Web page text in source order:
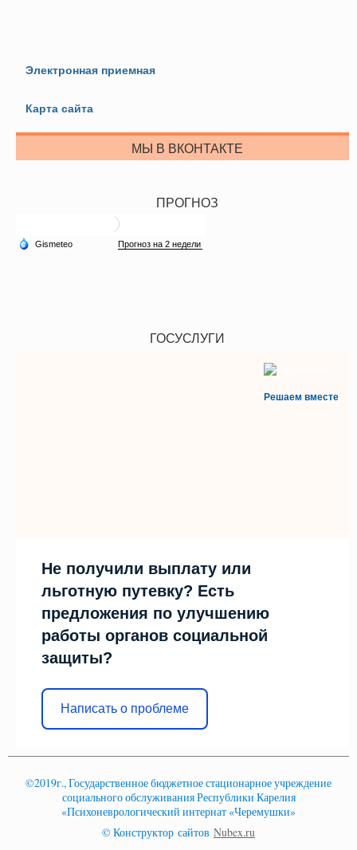
Электронная приемная
Карта сайта
МЫ В ВКОНТАКТЕ
ПРОГНОЗ
ГОСУСЛУГИ
Решаем вместе
Не получили выплату или
льготную путевку? Есть
предложения по улучшению
работы органов социальной
защиты?
Написать о проблеме
©2019г., Государственное бюджетное стационарное учреждение
социального обслуживания Республики Карелия
«Психоневрологический интернат «Черемушки»
© Конструктор сайтов Nubex.ru